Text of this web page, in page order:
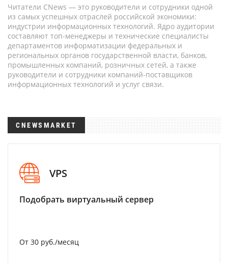
Читатели CNews — это руководители и сотрудники одной
из самых успешных отраслей российской экономики:
индустрии информационных технологий. Ядро аудитории
составляют топ-менеджеры и технические специалисты
департаментов информатизации федеральных и
региональных органов государственной власти, банков,
промышленных компаний, розничных сетей, а также
руководители и сотрудники компаний-поставщиков
информационных технологий и услуг связи.
CNEWSMARKET
VPS
Подобрать виртуальный сервер
От 30 руб./месяц